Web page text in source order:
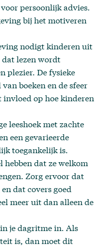
persoonlijk advies.
bij het motiveren
nodigt kinderen uit
dat lezen wordt
plezier. De fysieke
boeken en de sfeer
invloed op hoe kinderen
leeshoek met zachte
een gevarieerde
toegankelijk is.
hebben dat ze welkom
Zorg ervoor dat
dat covers goed
meer uit dan alleen de
je dagritme in. Als
is, dan moet dit